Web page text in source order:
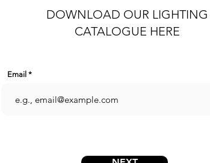
DOWNLOAD OUR LIGHTING
CATALOGUE HERE
Email